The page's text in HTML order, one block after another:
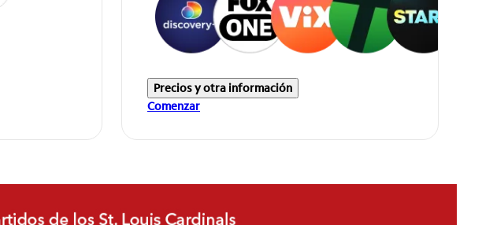
Precios y otra información
Comenzar